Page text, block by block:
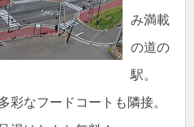
み満載
の道の
駅。
彩なフードコートも隣接。